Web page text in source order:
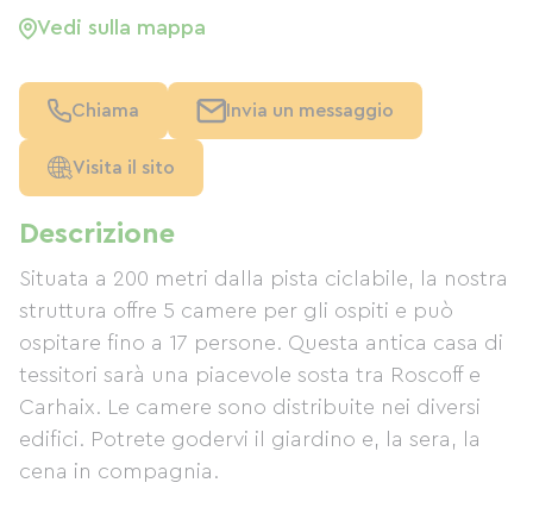
Descrizione
Situata a 200 metri dalla pista ciclabile, la nostra
struttura offre 5 camere per gli ospiti e può
ospitare fino a 17 persone. Questa antica casa di
tessitori sarà una piacevole sosta tra Roscoff e
Carhaix. Le camere sono distribuite nei diversi
edifici. Potrete godervi il giardino e, la sera, la
cena in compagnia.
Vedi sulla mappa
Chiama Invia un messaggio
Visita il sito